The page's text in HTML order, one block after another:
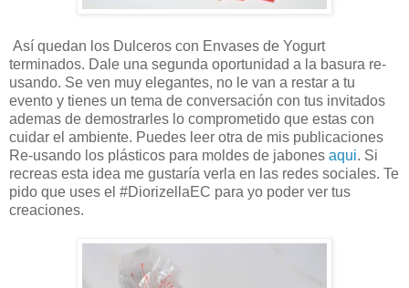
Así quedan los Dulceros con Envases de Yogurt
terminados. Dale una segunda oportunidad a la basura re-
usando. Se ven muy elegantes, no le van a restar a tu
evento y tienes un tema de conversación con tus invitados
ademas de demostrarles lo comprometido que estas con
cuidar el ambiente. Puedes leer otra de mis publicaciones
Re-usando los plásticos para moldes de jabones aqui. Si
recreas esta idea me gustaría verla en las redes sociales. Te
pido que uses el #DiorizellaEC para yo poder ver tus
creaciones.